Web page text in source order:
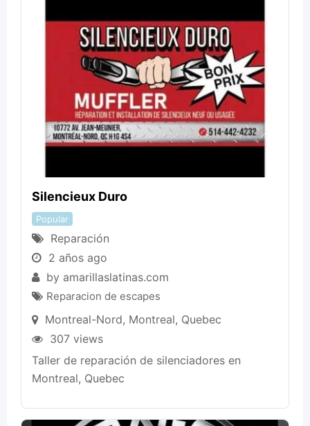
Silencieux Duro
Popular
Reparación
2 años ago
by amarillaslatinas.com
Reparacion de escapes
Montreal-Nord, Montreal, Quebec
307 views
Taller de reparación de silenciadores en
Montreal, Quebec